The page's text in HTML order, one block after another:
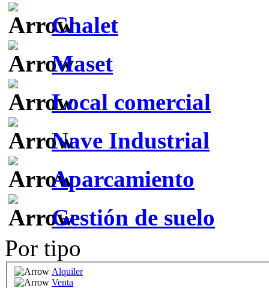
Chalet
Maset
Local comercial
Nave Industrial
Aparcamiento
Gestión de suelo
Por tipo
Alquiler
Venta